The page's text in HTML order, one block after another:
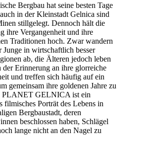
Bergbau hat seine besten Tage
in der Kleinstadt Gelnica sind
stillgelegt. Dennoch hält die
ihre Vergangenheit und ihre
Traditionen hoch. Zwar wandern
Junge in wirtschaftlich besser
ab, die Älteren jedoch leben
Erinnerung an ihre glorreiche
und treffen sich häufig auf ein
gemeinsam ihre goldenen Jahre zu
PLANET GELNICA ist ein
filmisches Porträt des Lebens in
Bergbaustadt, deren
beschlossen haben, Schlägel
lange nicht an den Nagel zu